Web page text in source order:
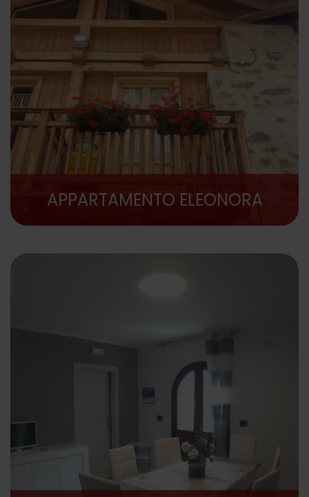
APPARTAMENTO ELEONORA